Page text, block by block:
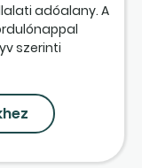
adóalany. A
szerinti